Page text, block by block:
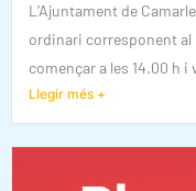
L’Ajuntament de
ordinari corresponent al
començar a les 14.00 h i
Llegir més +